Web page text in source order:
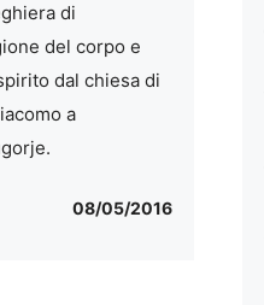
di
del corpo e
dal chiesa di
a
08/05/2016